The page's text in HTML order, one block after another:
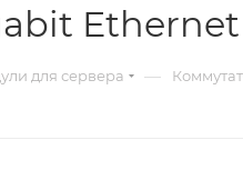
Ethernet
для сервера —